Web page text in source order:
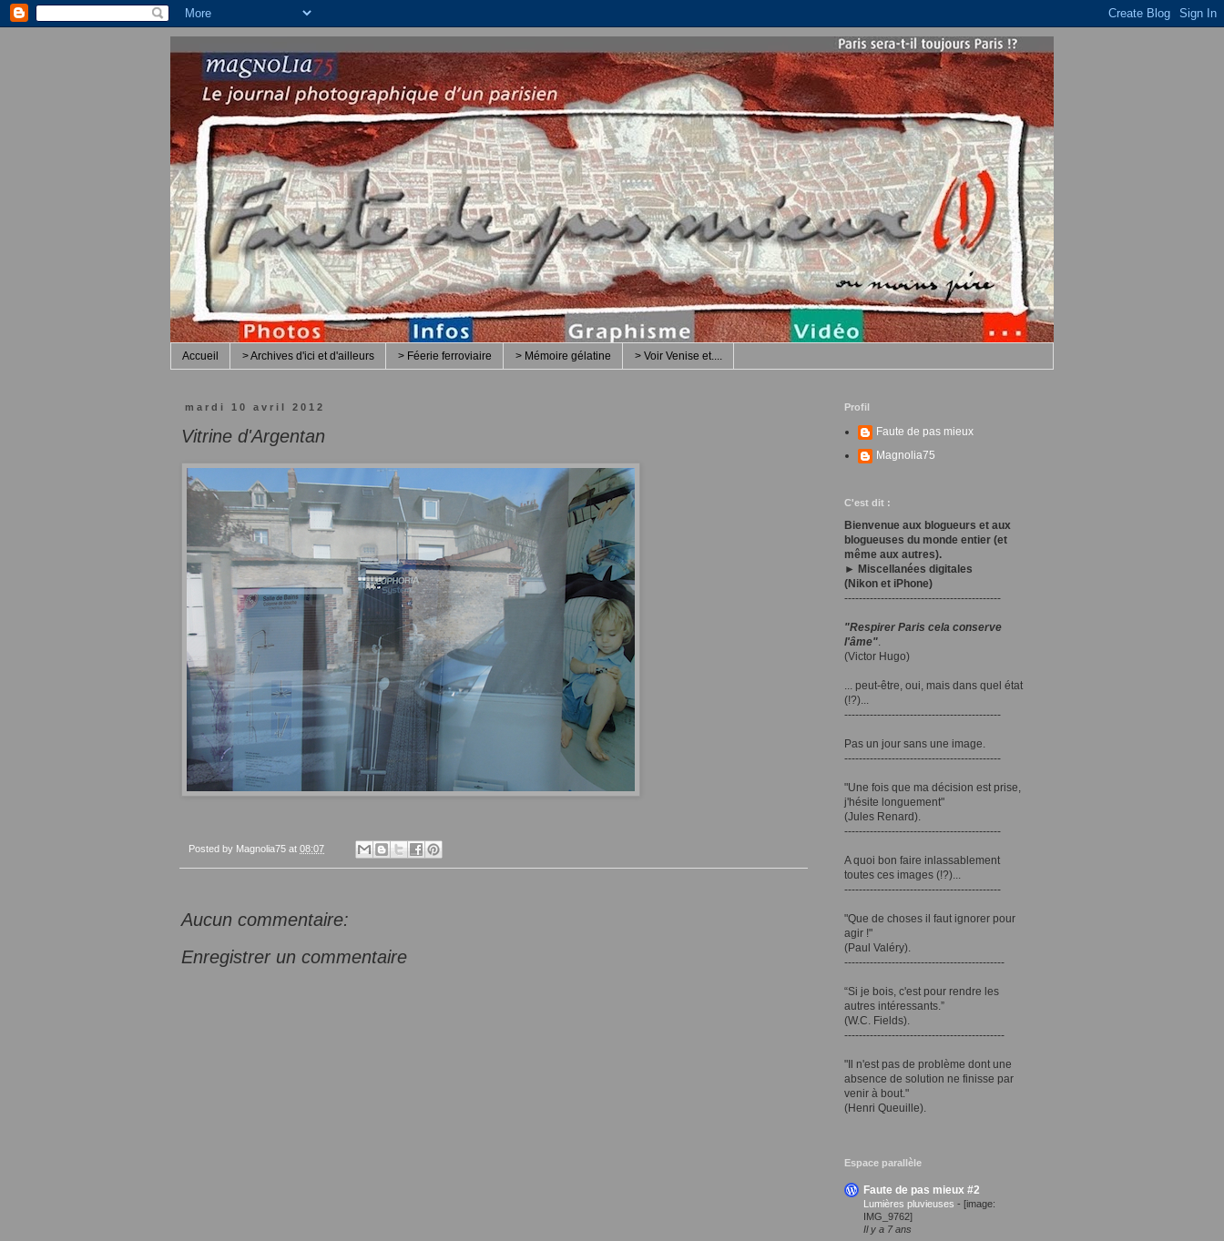
Accueil > Archives d'ici et d'ailleurs > Féerie ferroviaire > Mémoire gélatine > Voir Venise et....
mardi 10 avril 2012
Vitrine d'Argentan
Posted by Magnolia75 at 08:07
Aucun commentaire:
Enregistrer un commentaire
Profil
Faute de pas mieux
Magnolia75
C'est dit :
Bienvenue aux blogueurs et aux
blogueuses du monde entier (et
même aux autres).
► Miscellanées digitales
(Nikon et iPhone)
-------------------------------------------
"Respirer Paris cela conserve
l'âme".
(Victor Hugo)
... peut-être, oui, mais dans quel état
(!?)...
-------------------------------------------
Pas un jour sans une image.
-------------------------------------------
"Une fois que ma décision est prise,
j'hésite longuement"
(Jules Renard).
-------------------------------------------
A quoi bon faire inlassablement
toutes ces images (!?)...
-------------------------------------------
"Que de choses il faut ignorer pour
agir !"
(Paul Valéry).
--------------------------------------------
“Si je bois, c'est pour rendre les
autres intéressants.”
(W.C. Fields).
--------------------------------------------
"Il n'est pas de problème dont une
absence de solution ne finisse par
venir à bout."
(Henri Queuille).
Espace parallèle
Faute de pas mieux #2
Lumières pluvieuses - [image:
IMG_9762]
Il y a 7 ans